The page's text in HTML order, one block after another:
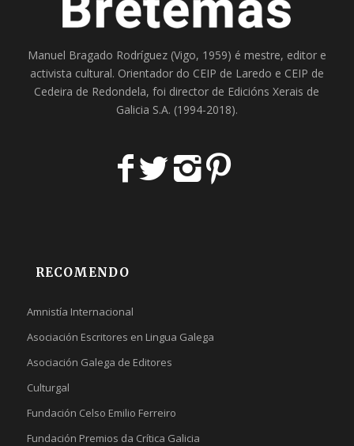
Manuel Bragado Rodríguez (Vigo, 1959) é mestre, editor e
activista cultural. Orientador do CEIP de Laredo e CEIP de
Cedeira de Redondela, foi director de Edicións Xerais de
Galicia S.A. (1994-2018).
RECOMENDO
Amnistía Internacional
Asociación Escritores en Lingua Galega
Asociación Galega de Editores
Culturgal
Fundación Celso Emilio Ferreiro
Fundación Premios da Crítica Galicia